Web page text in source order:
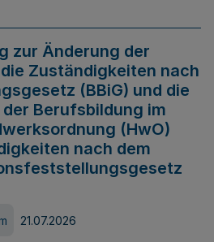
zur Änderung der
Zuständigkeiten nach
(BBiG) und die
Berufsbildung im
(HwO)
nach dem
21.07.2026